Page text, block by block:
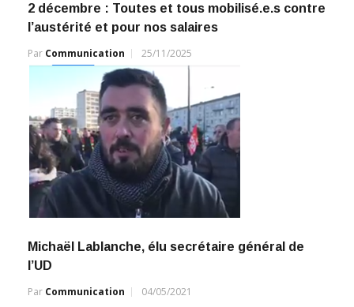
2 décembre : Toutes et tous mobilisé.e.s contre
l’austérité et pour nos salaires
Par Communication 25/11/2025
Michaël Lablanche, élu secrétaire général de
l’UD
Par Communication 04/05/2021